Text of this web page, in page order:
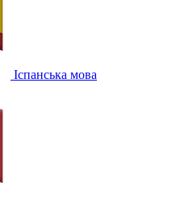
Іспанська мова